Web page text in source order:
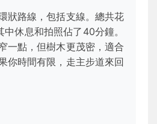
狀路線，包括支線。總共花
休息和拍照佔了40分鐘。
一點，但樹木更茂密，適合
你時間有限，走主步道來回